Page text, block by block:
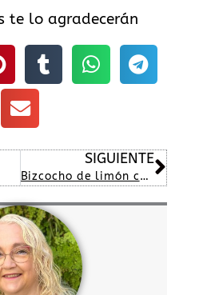
te lo agradecerán
SIGUIENTE
Bizcocho de limón con cobertura de chocolate